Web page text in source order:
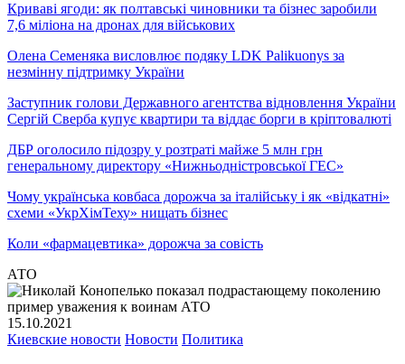
Криваві ягоди: як полтавські чиновники та бізнес заробили
7,6 міліона на дронах для військових
Олена Семеняка висловлює подяку LDK Palikuonys за
незмінну підтримку України
Заступник голови Державного агентства відновлення України
Сергій Сверба купує квартири та віддає борги в кріптовалюті
ДБР оголосило підозру у розтраті майже 5 млн грн
генеральному директору «Нижньодністровської ГЕС»
Чому українська ковбаса дорожча за італійську і як «відкатні»
схеми «УкрХімТеху» нищать бізнес
Коли «фармацевтика» дорожча за совість
АТО
15.10.2021
Киевские новости Новости Политика